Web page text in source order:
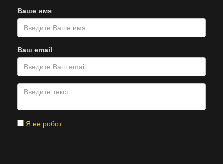
Ваше имя
Ваш email
Я не робот